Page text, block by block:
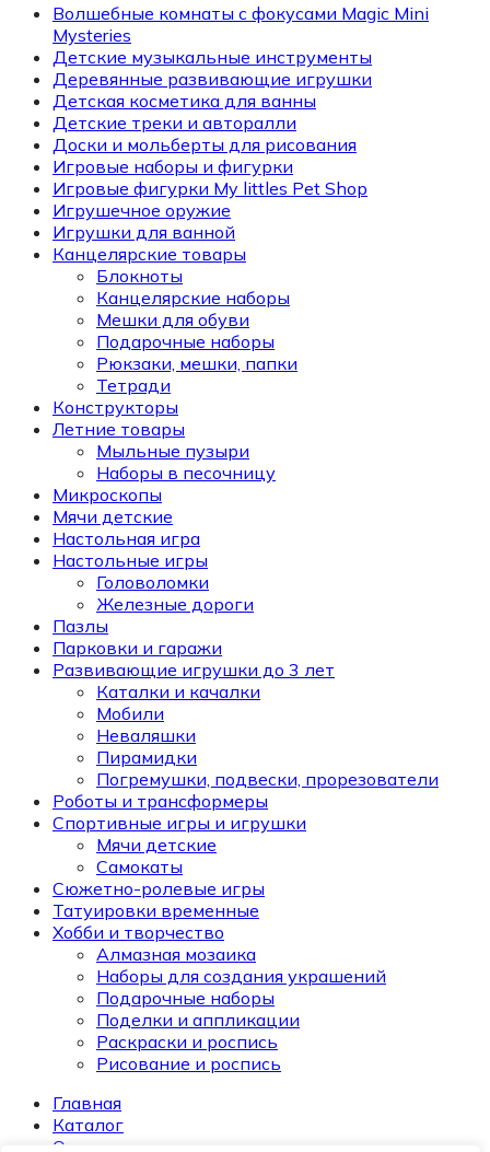
Волшебные комнаты с фокусами Magic Mini
Mysteries
Детские музыкальные инструменты
Деревянные развивающие игрушки
Детская косметика для ванны
Детские треки и авторалли
Доски и мольберты для рисования
Игровые наборы и фигурки
Игровые фигурки My littles Pet Shop
Игрушечное оружие
Игрушки для ванной
Канцелярские товары
Блокноты
Канцелярские наборы
Мешки для обуви
Подарочные наборы
Рюкзаки, мешки, папки
Тетради
Конструкторы
Летние товары
Мыльные пузыри
Наборы в песочницу
Микроскопы
Мячи детские
Настольная игра
Настольные игры
Головоломки
Железные дороги
Пазлы
Парковки и гаражи
Развивающие игрушки до 3 лет
Каталки и качалки
Мобили
Неваляшки
Пирамидки
Погремушки, подвески, прорезователи
Роботы и трансформеры
Спортивные игры и игрушки
Мячи детские
Самокаты
Сюжетно-ролевые игры
Татуировки временные
Хобби и творчество
Алмазная мозаика
Наборы для создания украшений
Подарочные наборы
Поделки и аппликации
Раскраски и роспись
Рисование и роспись
Главная
Каталог
О компании